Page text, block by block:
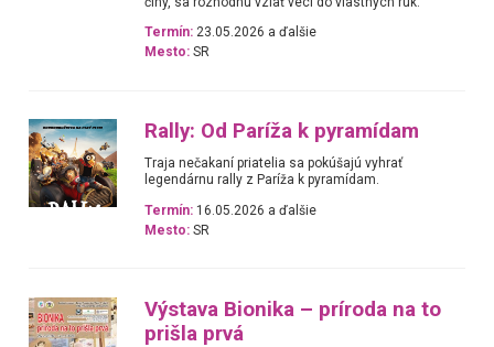
Termín: 23.05.2026 a ďalšie
Mesto: SR
Rally: Od Paríža k pyramídam
Traja nečakaní priatelia sa pokúšajú vyhrať
legendárnu rally z Paríža k pyramídam.
Termín: 16.05.2026 a ďalšie
Mesto: SR
Výstava Bionika – príroda na to
prišla prvá